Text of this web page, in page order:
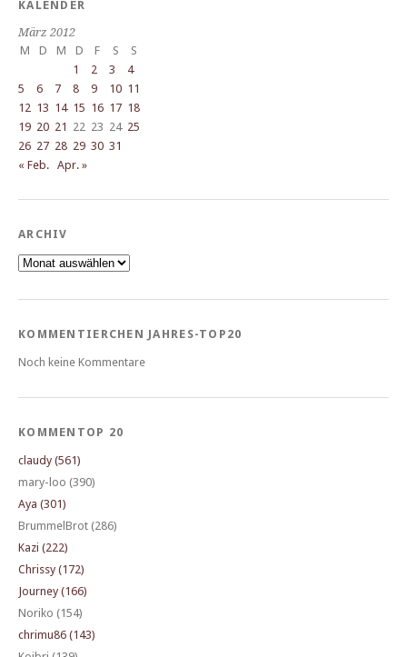
KALENDER
März 2012
M
D M D F S
S
1
2 3
4
5
6 7 8 9 10 11
12 13 14 15 16 17 18
19 20 21 22 23 24 25
26 27 28 29 30 31
« Feb. Apr. »
ARCHIV
Archiv
KOMMENTIERCHEN JAHRES-TOP20
Noch keine Kommentare
KOMMENTOP 20
claudy (561)
mary-loo (390)
Aya (301)
BrummelBrot (286)
Kazi (222)
Chrissy (172)
Journey (166)
Noriko (154)
chrimu86 (143)